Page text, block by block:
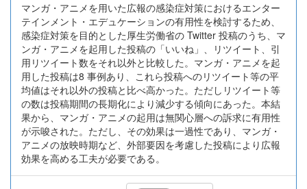
マンガ・アニメを用いた広報の感染症対策におけるエンター
テインメント・エデュケーションの有用性を検討するため、
感染症対策を目的とした厚生労働省の Twitter 投稿のうち、マ
ンガ・アニメを起用した投稿の「いいね」、リツイート、引
用リツイート数をそれ以外と比較した。マンガ・アニメを起
用した投稿は8 事例あり、これら投稿へのリツイート等の平
均値はそれ以外の投稿と比べ高かった。ただしリツイート等
の数は投稿期間の長期化により減少する傾向にあった。本結
果から、マンガ・アニメの起用は無関心層への訴求に有用性
が示唆された。ただし、その効果は一過性であり、マンガ・
アニメの放映時期など、外部要因を考慮した投稿により広報
効果を高める工夫が必要である。